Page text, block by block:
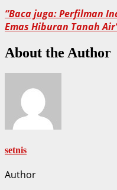
“Baca juga: Perfilman
Emas Hiburan Tanah
About the Author
setnis
Author